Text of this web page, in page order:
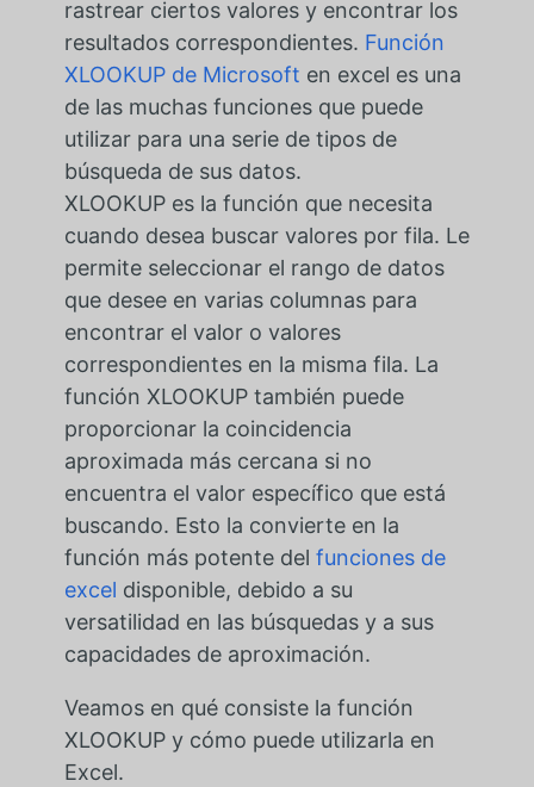
rastrear ciertos valores y encontrar los
resultados correspondientes. Función
XLOOKUP de Microsoft en excel es una
de las muchas funciones que puede
utilizar para una serie de tipos de
búsqueda de sus datos.
XLOOKUP es la función que necesita
cuando desea buscar valores por fila. Le
permite seleccionar el rango de datos
que desee en varias columnas para
encontrar el valor o valores
correspondientes en la misma fila. La
función XLOOKUP también puede
proporcionar la coincidencia
aproximada más cercana si no
encuentra el valor específico que está
buscando. Esto la convierte en la
función más potente del funciones de
excel disponible, debido a su
versatilidad en las búsquedas y a sus
capacidades de aproximación.
Veamos en qué consiste la función
XLOOKUP y cómo puede utilizarla en
Excel.